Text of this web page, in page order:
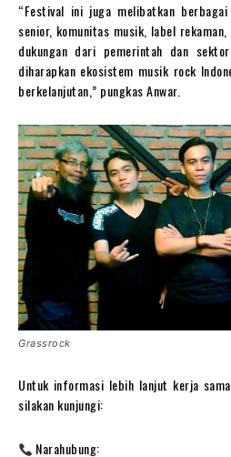
“Festival ini juga melibatkan
senior, komunitas musik, label
dukungan dari pemerintah dan
diharapkan ekosistem musik rock
berkelanjutan,” pungkas Anwar.
Grassrock
Untuk informasi lebih lanjut kerja
silakan kunjungi:
Narahubung: